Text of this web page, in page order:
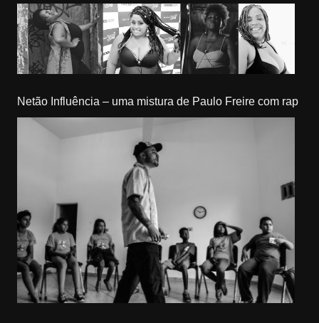
Netão Influência – uma mistura de Paulo Freire com rap